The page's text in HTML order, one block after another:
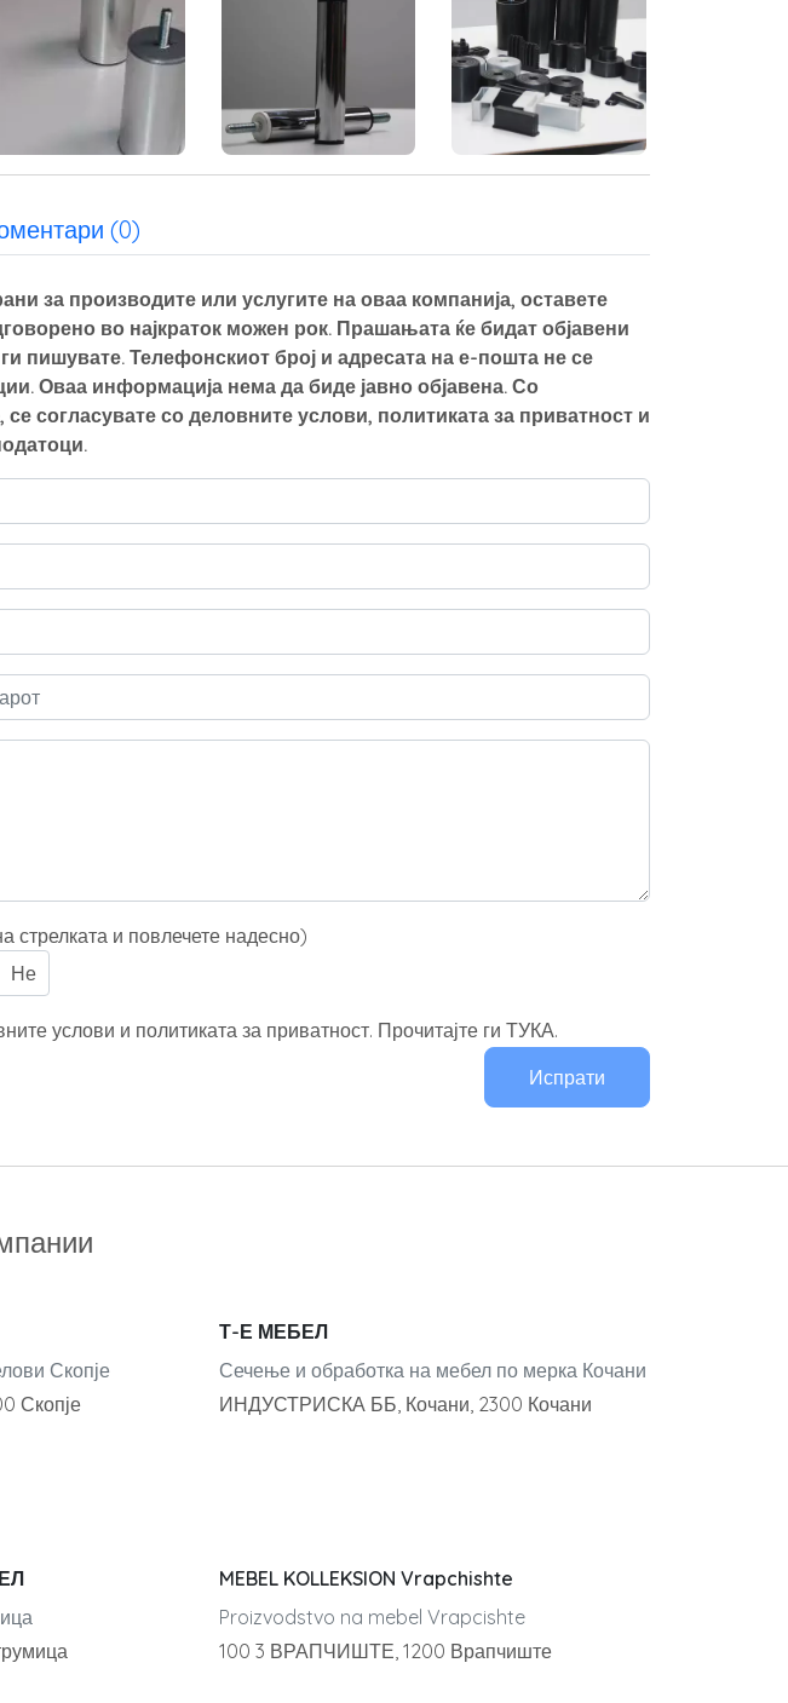
(0)
за производите или услугите на оваа компанија, оставете
во најкраток можен рок. Прашањата ќе бидат објавени
пишувате. Телефонскиот број и адресата на е-пошта не се
Оваа информација нема да биде јавно објавена. Со
согласувате со деловните услови, политиката за приватност и
стрелката и повлечете надесно)
услови и политиката за приватност. Прочитајте ги ТУКА.
Испрати
Скопје
Скопје
Т-Е МЕБЕЛ
Сечење и обработка на мебел по мерка Кочани
ИНДУСТРИСКА ББ, Кочани, 2300 Кочани
MEBEL KOLLEKSION Vrapchishte
Proizvodstvo na mebel Vrapcishte
100 3 ВРАПЧИШТЕ, 1200 Врапчиште